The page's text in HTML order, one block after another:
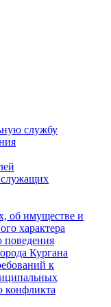
службу
об имуществе и
характера
поведения
Кургана
к
конфликта